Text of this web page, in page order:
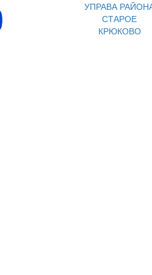
УПРАВА
СТАРОЕ
КРЮКОВО